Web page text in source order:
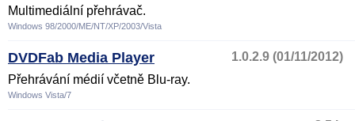
Multimediální přehrávač.
Windows 98/2000/ME/NT/XP/2003/Vista
DVDFab Media Player
1.0.2.9 (01/11/2012)
Přehrávání médií včetně Blu-ray.
Windows Vista/7